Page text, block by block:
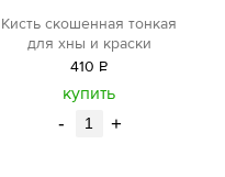
Кисть скошенная тонкая
для хны и краски
410 Р
уб.
купить
- +